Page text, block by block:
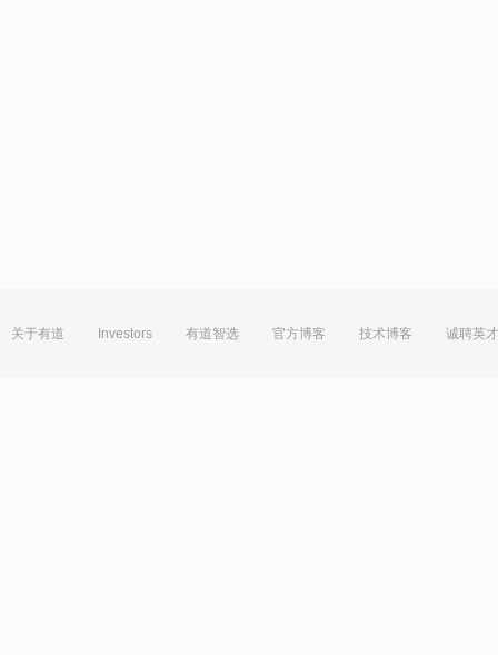
关于有道 Investors 有道智选 官方博客 技术博客 诚聘英才